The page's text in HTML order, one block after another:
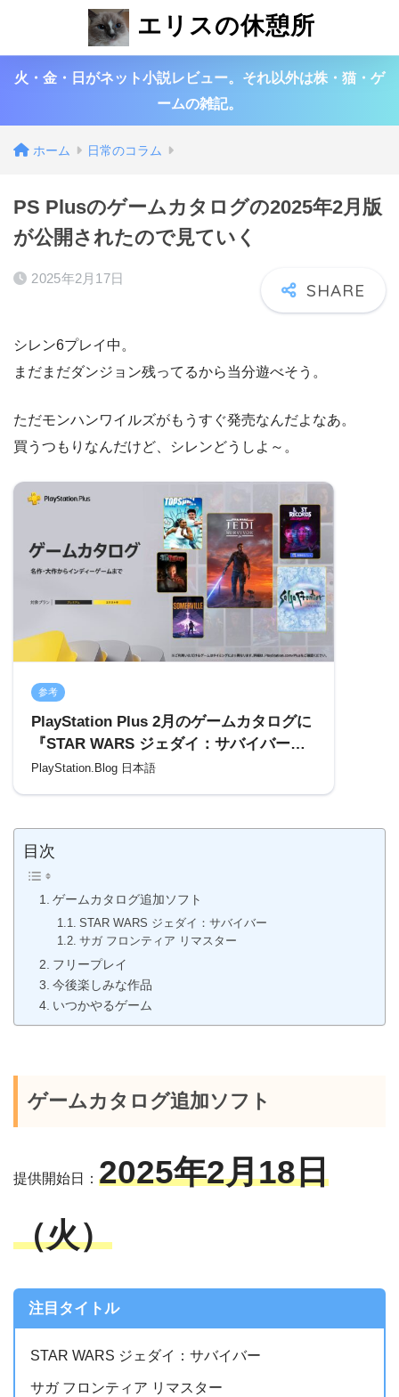
エリスの休憩所
火・金・日がネット小説レビュー。それ以外は株・猫・ゲ
ームの雑記。
ホーム 日常のコラム
PS Plusのゲームカタログの2025年2月版
が公開されたので見ていく
2025年2月17日
シレン6プレイ中。
まだまだダンジョン残ってるから当分遊べそう。
ただモンハンワイルズがもうすぐ発売なんだよなあ。
買うつもりなんだけど、シレンどうしよ～。
参考
PlayStation Plus 2月のゲームカタログに
『STAR WARS ジェダイ：サバイバー』
『サガ フロンティア リマスター』『Lost
PlayStation.Blog 日本語
目次
ゲームカタログ追加ソフト
STAR WARS ジェダイ：サバイバー
サガ フロンティア リマスター
フリープレイ
今後楽しみな作品
いつかやるゲーム
ゲームカタログ追加ソフト
提供開始日： 2025年2月18日
（火）
注目タイトル
STAR WARS ジェダイ：サバイバー
サガ フロンティア リマスター